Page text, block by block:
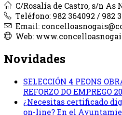
C/Rosalía de Castro, s/n As
Teléfono: 982 364092 / 982
Email:
Web:
Novidades
SELECCIÓN 4 PEONS
REFORZO DO EMPREGO
¿Necesitas certificado
on-line? En el